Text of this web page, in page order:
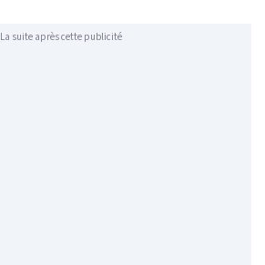
La suite après cette publicité